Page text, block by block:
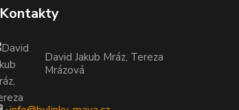
Kontakty
David Jakub Mráz, Tereza
Mrázová